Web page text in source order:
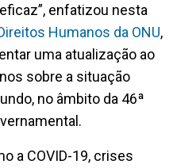
enfatizou nesta
Humanos da ONU,
uma atualização ao
sobre a situação
no âmbito da 46ª
a COVID-19, crises